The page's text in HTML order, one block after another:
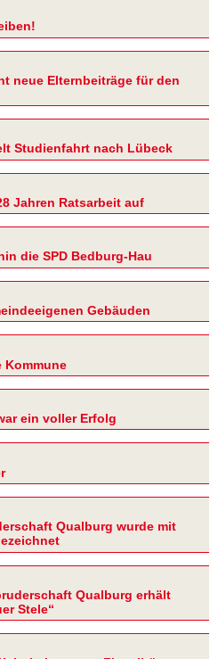
neue Elternbeiträge für den
Studienfahrt nach Lübeck
Jahren Ratsarbeit auf
die SPD Bedburg-Hau
Gebäuden
Kommune
ein voller Erfolg
Qualburg wurde mit
Qualburg erhält
Stele“